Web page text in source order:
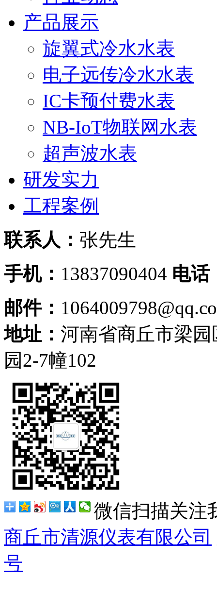
产品展示
旋翼式冷水水表
电子远传冷水水表
IC卡预付费水表
NB-IoT物联网水表
超声波水表
研发实力
工程案例
联系人： 张先生
手机： 13837090404 电话
邮件：
地址： 河南省商丘市梁
园2-7幢102
微信扫描关注
商丘市清源仪表有限公司
号